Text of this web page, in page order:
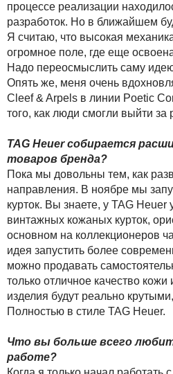
процессе реализации
разработок. Но в ближайшем
Я считаю, что высокая
огромное поле, где еще
Надо переосмыслить саму
Опять же, меня очень
Cleef & Arpels в линии Poetic
того, как люди смогли выйти за
TAG Heuer собирается
товаров бренда?
Пока мы довольны тем, как
направления. В ноябре мы
курток. Вы знаете, у TAG Heuer
винтажных кожаных курток,
основном на коллекционеров
идея запустить более
можно продавать
только отличное качество кожи
изделия будут реально
Полностью в стиле TAG Heuer.
Что вы больше всего
работе?